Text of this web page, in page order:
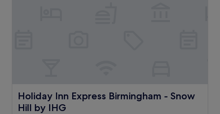
Holiday Inn Express Birmingham - Snow
Hill by IHG
Holiday Inn Express Birmingham - Snow Hill by IHG